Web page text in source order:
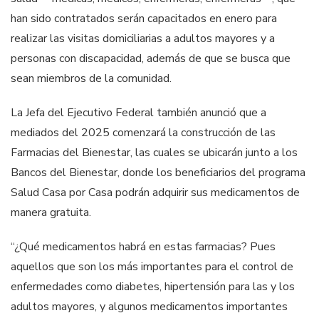
han sido contratados serán capacitados en enero para
realizar las visitas domiciliarias a adultos mayores y a
personas con discapacidad, además de que se busca que
sean miembros de la comunidad.
La Jefa del Ejecutivo Federal también anunció que a
mediados del 2025 comenzará la construcción de las
Farmacias del Bienestar, las cuales se ubicarán junto a los
Bancos del Bienestar, donde los beneficiarios del programa
Salud Casa por Casa podrán adquirir sus medicamentos de
manera gratuita.
“¿Qué medicamentos habrá en estas farmacias? Pues
aquellos que son los más importantes para el control de
enfermedades como diabetes, hipertensión para las y los
adultos mayores, y algunos medicamentos importantes